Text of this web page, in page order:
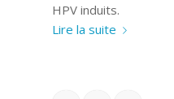
HPV induits.
Lire la suite